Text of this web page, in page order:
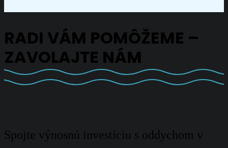
RADI VÁM POMÔŽEME –
ZAVOLAJTE NÁM
Spojte výnosnú investíciu s oddychom v